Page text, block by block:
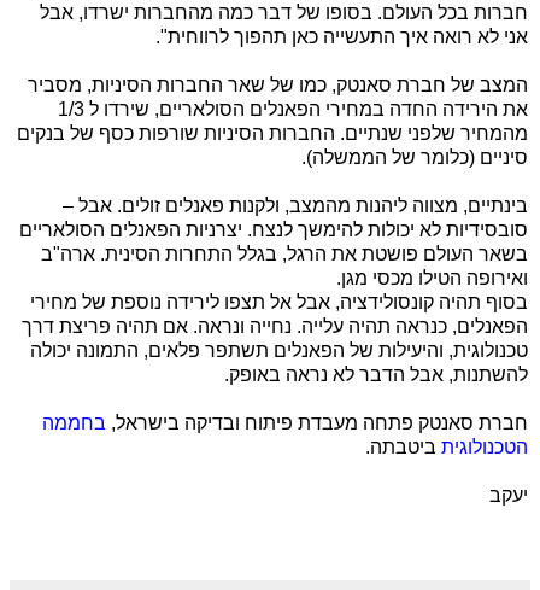
חברות בכל העולם. בסופו של דבר כמה מהחברות ישרדו, אבל
אני לא רואה איך התעשייה כאן תהפוך לרווחית".
המצב של חברת סאנטק, כמו של שאר החברות הסיניות, מסביר
את הירידה החדה במחירי הפאנלים הסולאריים, שירדו ל 1/3
מהמחיר שלפני שנתיים. החברות הסיניות שורפות כסף של בנקים
סיניים (כלומר של הממשלה).
בינתיים, מצווה ליהנות מהמצב, ולקנות פאנלים זולים. אבל –
סובסידיות לא יכולות להימשך לנצח. יצרניות הפאנלים הסולאריים
בשאר העולם פושטת את הרגל, בגלל התחרות הסינית. ארה"ב
ואירופה הטילו מכסי מגן.
בסוף תהיה קונסולידציה, אבל אל תצפו לירידה נוספת של מחירי
הפאנלים, כנראה תהיה עלייה. נחייה ונראה. אם תהיה פריצת דרך
טכנולוגית, והיעילות של הפאנלים תשתפר פלאים, התמונה יכולה
להשתנות, אבל הדבר לא נראה באופק.
חברת סאנטק פתחה מעבדת פיתוח ובדיקה בישראל, בחממה
הטכנולוגית ביטבתה.
יעקב